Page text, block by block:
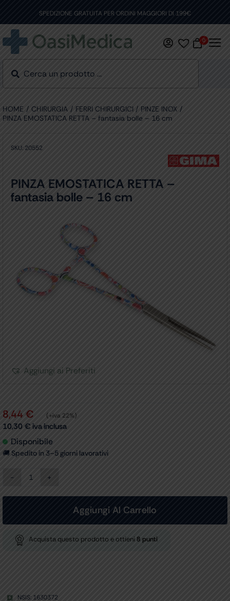
content
SPEDIZIONE GRATUITA PER ORDINI MAGGIORI DI 199€
0
HOME CHIRURGIA FERRI CHIRURGICI
PINZE INOX
PINZA EMOSTATICA RETTA – fantasia bolle – 16 cm
SKU: 20552
PINZA EMOSTATICA RETTA –
fantasia bolle – 16 cm
Aggiungi ai Preferiti
8,44€ (+iva 22%)
10,30 € iva inclusa
Disponibile
🚚 Spedito in 3–5 giorni lavorativi
PINZA
RETTA
bolle
-
16
Aggiungi Al Carrello
Acquista questo prodotto e ottieni 8 punti
NSIS: 1630372